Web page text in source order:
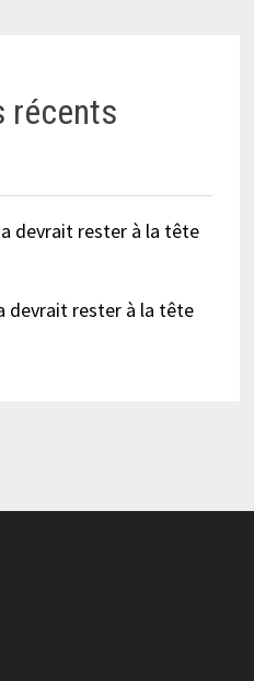
récents
devrait rester à la tête
devrait rester à la tête